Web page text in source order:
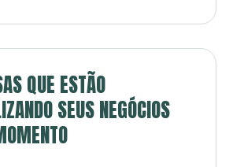
QUE ESTÃO
SEUS NEGÓCIOS